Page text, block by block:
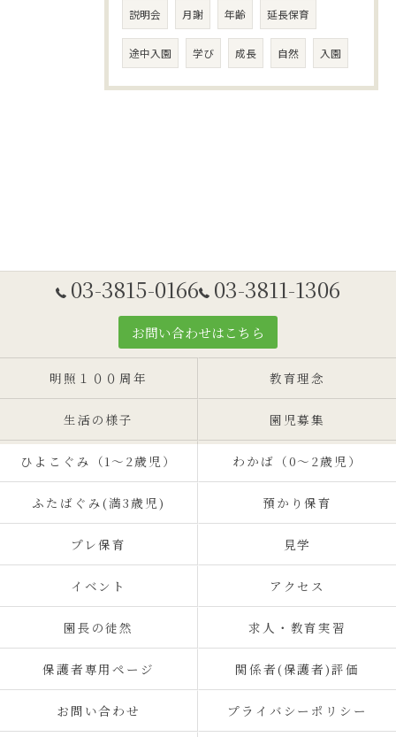
説明会 月謝 年齢 延長保育
途中入園 学び 成長 自然 入園
03-3815-0166 03-3811-1306
お問い合わせはこちら
明照１００周年 教育理念
生活の様子 園児募集
ひよこぐみ（1〜2歳児） わかば（0～2歳児）
ふたばぐみ(満3歳児) 預かり保育
プレ保育 見学
イベント アクセス
園長の徒然 求人・教育実習
保護者専用ページ 関係者(保護者)評価
お問い合わせ プライバシーポリシー